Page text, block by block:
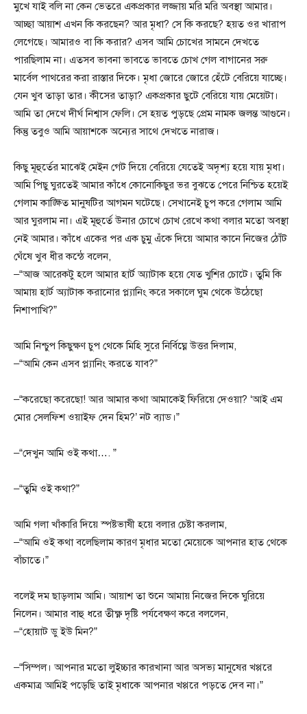
মুখে যাই বলি না কেন ভেতরে একপ্রকার লজ্জায় মরি মরি অবস্থা আমার।
আচ্ছা আয়াশ এখন কি করছেন? আর মৃধা? সে কি করছে? হয়ত ওর খারাপ
লেগেছে। আমারও বা কি করার? এসব আমি চোখের সামনে দেখতে
পারছিলাম না। এতসব ভাবনা ভাবতে ভাবতে চোখ গেল বাগানের সরু
মার্বেল পাথরের করা রাস্তার দিকে। মৃধা জোরে জোরে হেঁটে বেরিয়ে যাচ্ছে।
যেন খুব তাড়া তার। কীসের তাড়া? একপ্রকার ছুটে বেরিয়ে যায় মেয়েটা।
আমি তা দেখে দীর্ঘ নিশ্বাস ফেলি। সে হয়ত পুড়ছে প্রেম নামক জলন্ত আগুনে।
কিন্তু তবুও আমি আয়াশকে অন্যের সাথে দেখতে নারাজ।
কিছু মূহুর্তের মাঝেই মেইন গেট দিয়ে বেরিয়ে যেতেই অদৃশ্য হয়ে যায় মৃধা।
আমি পিছু ঘুরতেই আমার কাঁধে কোনোকিছুর ভর বুঝতে পেরে নিশ্চিত হয়েই
গেলাম কাঙ্ক্ষিত মানুষটির আগমন ঘটেছে। সেখানেই চুপ করে গেলাম আমি
আর ঘুরলাম না। এই মূহুর্তে উনার চোখে চোখ রেখে কথা বলার মতো অবস্থা
নেই আমার। কাঁধে একের পর এক চুমু এঁকে দিয়ে আমার কানে নিজের ঠোঁট
ঘেঁষে খুব ধীর কন্ঠে বলেন,
–“আজ আরেকটু হলে আমার হার্ট অ্যাটাক হয়ে যেত খুশির চোটে। তুমি কি
আমায় হার্ট অ্যাটাক করানোর প্ল্যানিং করে সকালে ঘুম থেকে উঠেছো
নিশাপাখি?”
আমি নিশ্চুপ কিছুক্ষণ চুপ থেকে মিহি সুরে নির্বিঘ্নে উত্তর দিলাম,
–“আমি কেন এসব প্ল্যানিং করতে যাব?”
–“করেছো করেছো! আর আমার কথা আমাকেই ফিরিয়ে দেওয়া? ‘আই এম
মোর সেলফিশ ওয়াইফ দেন হিম?’ নট ব্যাড।”
–“দেখুন আমি ওই কথা…. ”
–“তুমি ওই কথা?”
আমি গলা খাঁকারি দিয়ে স্পষ্টভাষী হয়ে বলার চেষ্টা করলাম,
–“আমি ওই কথা বলেছিলাম কারণ মৃধার মতো মেয়েকে আপনার হাত থেকে
বাঁচাতে।”
বলেই দম ছাড়লাম আমি। আয়াশ তা শুনে আমায় নিজের দিকে ঘুরিয়ে
নিলেন। আমার বাহু ধরে তীক্ষ্ণ দৃষ্টি পর্যবেক্ষণ করে বললেন,
–“হোয়াট ডু ইউ মিন?”
–“সিম্পল। আপনার মতো লুইচ্চার কারখানা আর অসভ্য মানুষের খপ্পরে
একমাত্র আমিই পড়েছি তাই মৃধাকে আপনার খপ্পরে পড়তে দেব না।”